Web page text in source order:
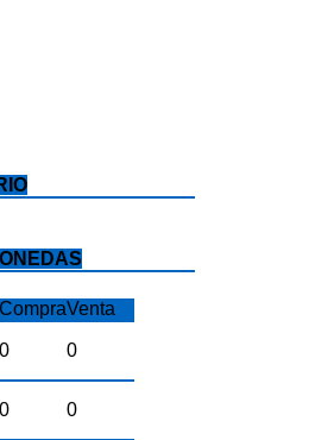
CompraVenta
0 0
0 0